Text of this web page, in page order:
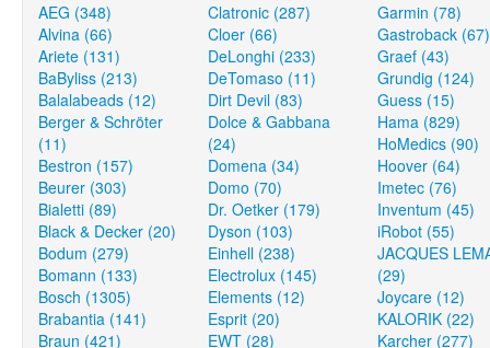
AEG (348)
Alvina (66)
Ariete (131)
BaByliss (213)
Balalabeads (12)
Berger & Schröter
(11)
Bestron (157)
Beurer (303)
Bialetti (89)
Black & Decker (20)
Bodum (279)
Bomann (133)
Bosch (1305)
Brabantia (141)
Braun (421)
Clatronic (287)
Cloer (66)
DeLonghi (233)
DeTomaso (11)
Dirt Devil (83)
Dolce & Gabbana
(24)
Domena (34)
Domo (70)
Dr. Oetker (179)
Dyson (103)
Einhell (238)
Electrolux (145)
Elements (12)
Esprit (20)
EWT (28)
Garmin (78)
Gastroback (67)
Graef (43)
Grundig (124)
Guess (15)
Hama (829)
HoMedics (90)
Hoover (64)
Imetec (76)
Inventum (45)
iRobot (55)
JACQUES
(29)
Joycare (12)
KALORIK (22)
Karcher (277)